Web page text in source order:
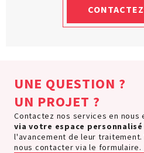
UNE QUESTION ?
UN PROJET ?
Contactez nos services en nous
via votre espace personnalisé
l'avancement de leur
nous contacter via le formulaire.